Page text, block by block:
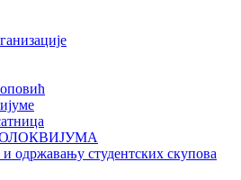
одржавању студентских скупова